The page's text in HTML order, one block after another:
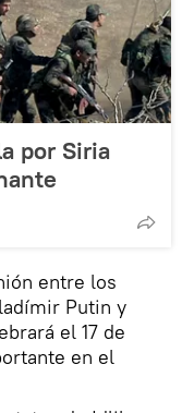
por Siria
entre los
Putin y
el 17 de
en el